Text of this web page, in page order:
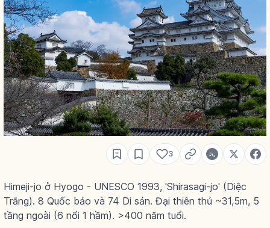
3
Himeji-jo ở Hyogo - UNESCO 1993, 'Shirasagi-jo' (Diệc
Trắng). 8 Quốc bảo và 74 Di sản. Đại thiên thủ ~31,5m, 5
tầng ngoài (6 nổi 1 hầm). >400 năm tuổi.